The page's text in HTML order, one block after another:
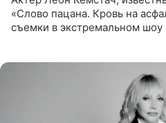
«Слово пацана. Кровь на
съемки в экстремальном